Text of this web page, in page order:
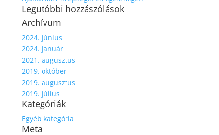
Legutóbbi hozzászólások
Archívum
2024. június
2024. január
2021. augusztus
2019. október
2019. augusztus
2019. július
Kategóriák
Egyéb kategória
Meta